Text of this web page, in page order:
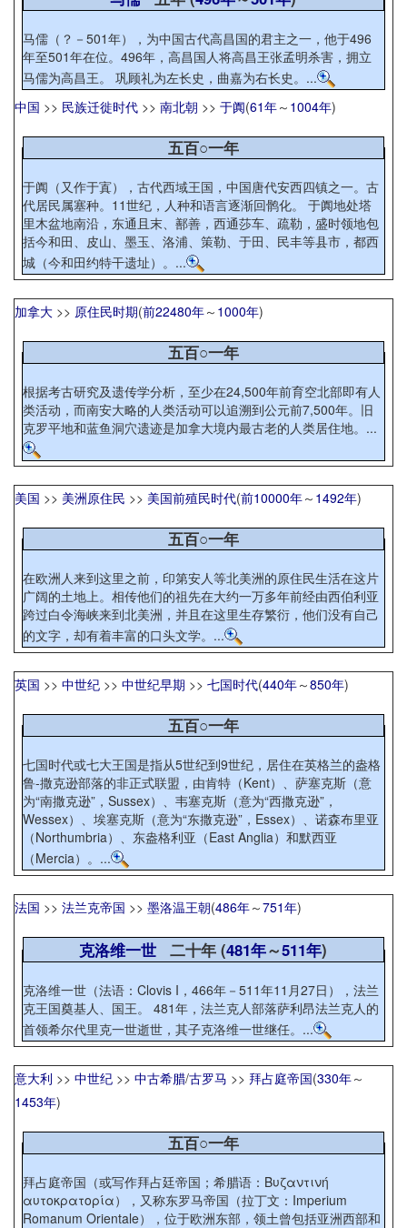
马儒（？－501年），为中国古代高昌国的君主之一，他于496
年至501年在位。496年，高昌国人将高昌王张孟明杀害，拥立
马儒为高昌王。 巩顾礼为左长史，曲嘉为右长史。...
中国 >> 民族迁徙时代 >> 南北朝 >> 于阗(61年～ 1004年)
五百○一年
于阗（又作于寘），古代西域王国，中国唐代安西四镇之一。古
代居民属塞种。11世纪，人种和语言逐渐回鹘化。 于阗地处塔
里木盆地南沿，东通且末、鄯善，西通莎车、疏勒，盛时领地包
括今和田、皮山、墨玉、洛浦、策勒、于田、民丰等县市，都西
城（今和田约特干遗址）。...
加拿大 >> 原住民时期(前22480年～ 1000年)
五百○一年
根据考古研究及遗传学分析，至少在24,500年前育空北部即有人
类活动，而南安大略的人类活动可以追溯到公元前7,500年。旧
克罗平地和蓝鱼洞穴遗迹是加拿大境内最古老的人类居住地。...
美国 >> 美洲原住民 >> 美国前殖民时代(前10000年～ 1492年)
五百○一年
在欧洲人来到这里之前，印第安人等北美洲的原住民生活在这片
广阔的土地上。相传他们的祖先在大约一万多年前经由西伯利亚
跨过白令海峡来到北美洲，并且在这里生存繁衍，他们没有自己
的文字，却有着丰富的口头文学。...
英国 >> 中世纪 >> 中世纪早期 >> 七国时代(440年～850年)
五百○一年
七国时代或七大王国是指从5世纪到9世纪，居住在英格兰的盎格
鲁-撒克逊部落的非正式联盟，由肯特（Kent）、萨塞克斯（意
为“南撒克逊”，Sussex）、韦塞克斯（意为“西撒克逊”，
Wessex）、埃塞克斯（意为“东撒克逊”，Essex）、诺森布里亚
（Northumbria）、东盎格利亚（East Anglia）和默西亚
（Mercia）。...
法国 >> 法兰克帝国 >> 墨洛温王朝(486年～751年)
克洛维一世 二十年 (481年～511年)
克洛维一世（法语：Clovis I，466年－511年11月27日），法兰
克王国奠基人、国王。 481年，法兰克人部落萨利昂法兰克人的
首领希尔代里克一世逝世，其子克洛维一世继任。...
意大利 >> 中世纪 >> 中古希腊/古罗马 >> 拜占庭帝国(330年～
1453年)
五百○一年
拜占庭帝国（或写作拜占廷帝国；希腊语：Βυζαντινή
αυτοκρατορία），又称东罗马帝国（拉丁文：Imperium
Romanum Orientale），位于欧洲东部，领土曾包括亚洲西部和